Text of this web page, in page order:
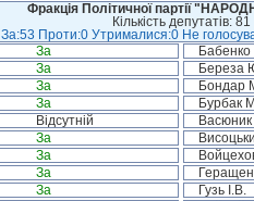
Фракція Політичної партії
Кількість депутатів: 81
За:53 Проти:0 Утрималися:0 Не
За
За Береза
За Бондар
За Бурбак
Відсутній Васюник
За
За
За
За Гузь І.В.